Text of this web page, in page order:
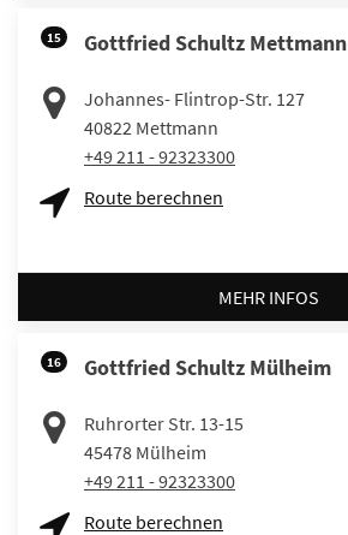
15 Gottfried Schultz Mettmann
Johannes- Flintrop-Str. 127
40822 Mettmann
+49 211 - 92323300
Route berechnen
MEHR INFOS
16 Gottfried Schultz Mülheim
Ruhrorter Str. 13-15
45478 Mülheim
+49 211 - 92323300
Route berechnen